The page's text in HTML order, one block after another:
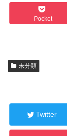
Pocket
未分類
Twitter